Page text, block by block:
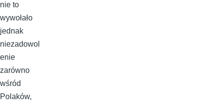
nie to
wywołało
jednak
niezadowol
enie
zarówno
wśród
Polaków,